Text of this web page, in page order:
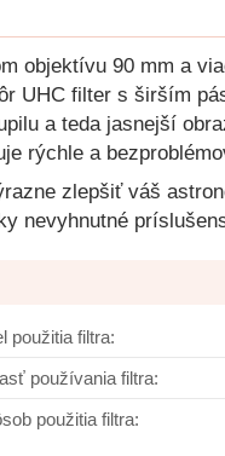
objektívu 90 mm a
UHC filter s širším
a teda jasnejší
rýchle a
zlepšiť váš
nevyhnutné
použitia filtra:
používania filtra:
použitia filtra: